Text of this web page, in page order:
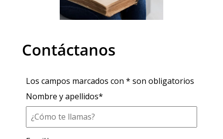
Contáctanos